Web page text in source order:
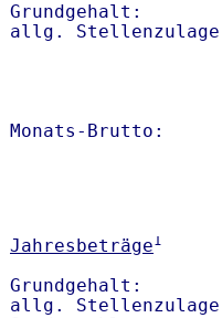
Grundgehalt:
Monats-
Jahresbeträge1
Grundgehalt:
allg.